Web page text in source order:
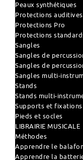
Peaux synthétiques
Protections auditives
Protections Pro
Protections
Sangles
Sangles de
Sangles de
Sangles multi-
Stands
Stands multi-
Supports et fixations
Pieds et socles
LIBRAIRIE MUSICALE
Méthodes
Apprendre le
Apprendre la